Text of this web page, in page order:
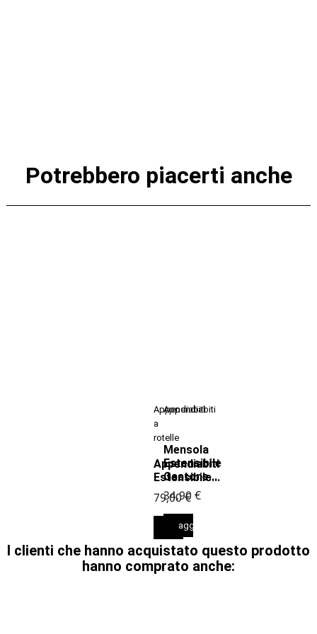
Potrebbero piacerti anche
Appendiabiti
a
rotelle
Appendiabiti
Estensibile...
79,00 €
aggiungi al carrello
Appendiabiti
Mensola
Estensibile
Gastone...
34,90 €
aggiungi al carrello
I clienti che hanno acquistato questo prodotto
hanno comprato anche: